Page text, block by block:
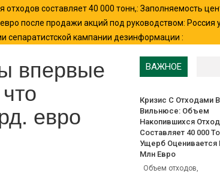
составляет 40 000 тонн,: Заполняемость
после продажи акций под руководством: Россия
сепаратистской кампании дезинформации :
впервые
евро
ВАЖНОЕ
Кризис С Отходами В
Вильнюсе: Объем
Накопившихся
Составляет 40 000
Ущерб Оценивается
Млн Евро
Объем отходов,